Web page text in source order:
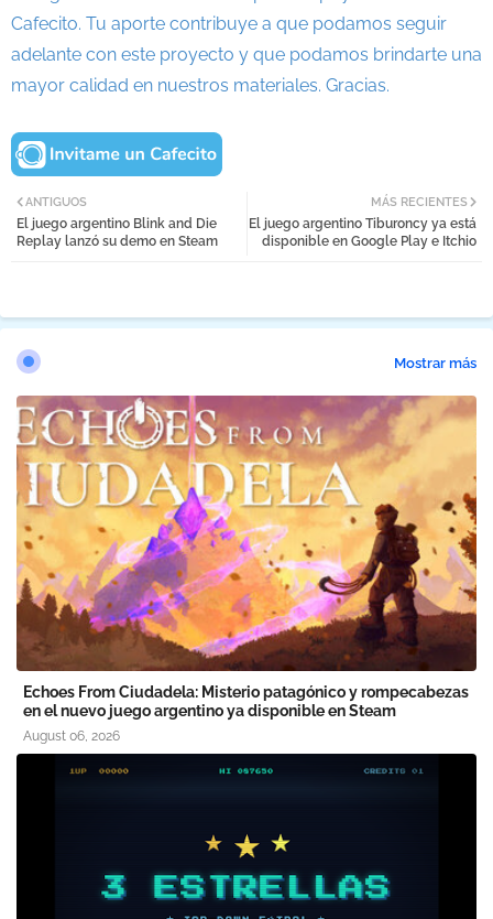
Cafecito. Tu aporte contribuye a que podamos seguir
adelante con este proyecto y que podamos brindarte una
mayor calidad en nuestros materiales. Gracias.
MÁS RECIENTES
El juego argentino Tiburoncy ya está
disponible en Google Play e Itchio
ANTIGUOS
El juego argentino Blink and Die
Replay lanzó su demo en Steam
Mostrar más
Echoes From Ciudadela: Misterio patagónico y rompecabezas
en el nuevo juego argentino ya disponible en Steam
August 06, 2026